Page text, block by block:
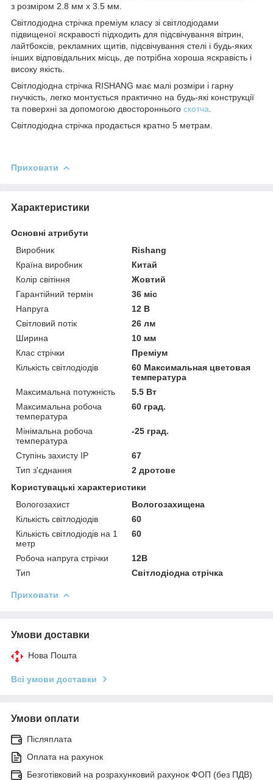
з розміром 2.8 мм х 3.5 мм.
Світлодіодна стрічка преміум класу зі світлодіодами
підвищеної яскравості підходить для підсвічування вітрин,
лайтбоксів, рекламних щитів, підсвічування стелі і будь-яких
інших відповідальних місць, де потрібна хороша яскравість і
високу якість.
Світлодіодна стрічка RISHANG має малі розміри і гарну
гнучкість, легко монтується практично на будь-які конструкції
та поверхні за допомогою двостороннього скотча
Світлодіодна стрічка продається кратно 5 метрам.
Приховати
Характеристики
Основні атрибути
Виробник
Rishang
Країна виробник
Китай
Колір світіння
Жовтий
Гарантійний термін
36 міс
Напруга
12 В
Світловий потік
26 лм
Ширина
10 мм
Клас стрічки
Преміум
Кількість світлодіодів
60 Максимальная цветовая
температура
Максимальна потужність
5.5 Вт
Максимальна робоча
температура
60 град.
Мінімальна робоча
температура
-25 град.
Ступінь захисту IP
67
Тип з'єднання
2 дротове
Користувацькі характеристики
Вологозахист
Вологозахищена
Кількість світлодіодів
60
Кількість світлодіодів на 1
метр
60
Робоча напруга стрічки
12В
Тип
Світлодіодна стрічка
Приховати
Умови доставки
Нова Пошта
Всі умови доставки
Умови оплати
Післяплата
Оплата на рахунок
Безготівковий на розрахунковий рахунок ФОП (без ПДВ)